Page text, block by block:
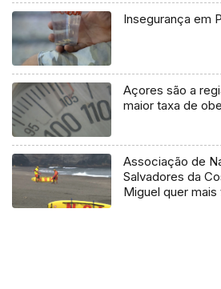
Insegurança em
Açores são a
maior taxa de
Associação de
Salvadores da
Miguel quer mais